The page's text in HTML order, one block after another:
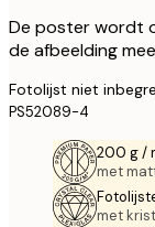
De poster wordt
de afbeelding
Fotolijst niet
PS52089-4
200 g /
met
met